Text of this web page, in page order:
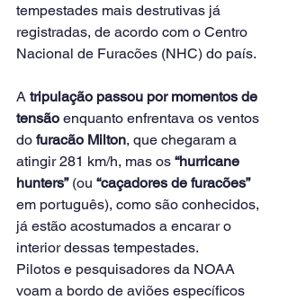
tempestades mais destrutivas já
registradas, de acordo com o Centro
Nacional de Furacões (NHC) do país.
A tripulação passou por momentos de
tensão enquanto enfrentava os ventos
do furacão Milton, que chegaram a
atingir 281 km/h, mas os “hurricane
hunters” (ou “caçadores de furacões”
em português), como são conhecidos,
já estão acostumados a encarar o
interior dessas tempestades.
Pilotos e pesquisadores da NOAA
voam a bordo de aviões específicos